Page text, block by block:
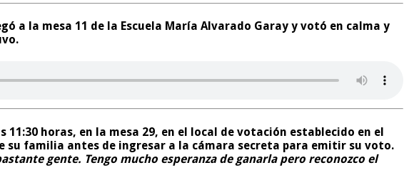
a la mesa 11 de la Escuela María Alvarado Garay y votó en calma y
horas, en la mesa 29, en el local de votación establecido en el
su familia antes de ingresar a la cámara secreta para emitir su voto.
gente. Tengo mucho esperanza de ganarla pero reconozco el